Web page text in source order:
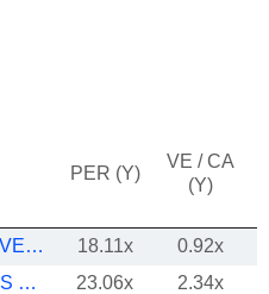
PER (Y)
VE / CA
(Y)
PELOTON INTERACTIVE, INC. 18.11x
0.92x
ACUSHNET HOLDINGS CORP.
23.06x 2.34x